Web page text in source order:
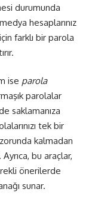
durumunda
hesaplarınız
farklı bir parola
ise parola
parolalar
saklamanıza
tek bir
kalmadan
bu araçlar,
önerilerde
sunar.